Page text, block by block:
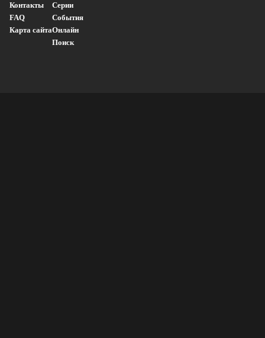
Контакты
FAQ
Карта сайта
Серии
События
Онлайн
Поиск